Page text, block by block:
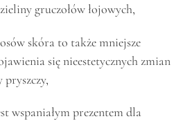
gruczołów łojowych,
skóra to także mniejsze
się nieestetycznych zmian
wspaniałym prezentem dla